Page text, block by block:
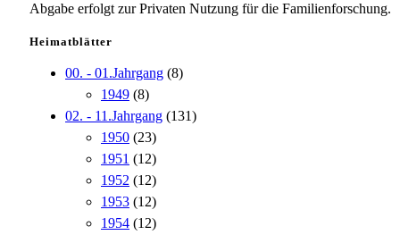
Abgabe erfolgt zur Privaten Nutzung für die Familienforschung.
Heimatblätter
00. - 01.Jahrgang (8)
1949 (8)
02. - 11.Jahrgang (131)
1950 (23)
1951 (12)
1952 (12)
1953 (12)
1954 (12)